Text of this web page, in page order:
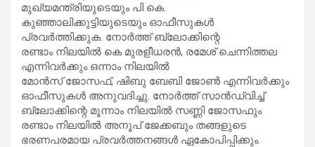
മുഖ്യമന്ത്രിയുടെയും പി കെ.
കുഞ്ഞാലിക്കുട്ടിയുടെയും ഓഫീസുകൾ
പ്രവർത്തിക്കുക. നോർത്ത് ബ്ലോക്കിന്റെ
രണ്ടാം നിലയിൽ കെ മുരളീധരൻ, രമേശ് ചെന്നിത്തല
എന്നിവർക്കും ഒന്നാം നിലയിൽ
മോൻസ് ജോസഫ്, ഷിബു ബേബി ജോൺ എന്നിവർക്കും
ഓഫീസുകൾ അനുവദിച്ചു. നോർത്ത് സാൻഡ്‌വിച്ച്
ബ്ലോക്കിന്റെ മൂന്നാം നിലയിൽ സണ്ണി ജോസഫും
രണ്ടാം നിലയിൽ അനൂപ് ജേക്കബും തങ്ങളുടെ
ഭരണപരമായ പ്രവർത്തനങ്ങൾ ഏകോപിപ്പിക്കും.